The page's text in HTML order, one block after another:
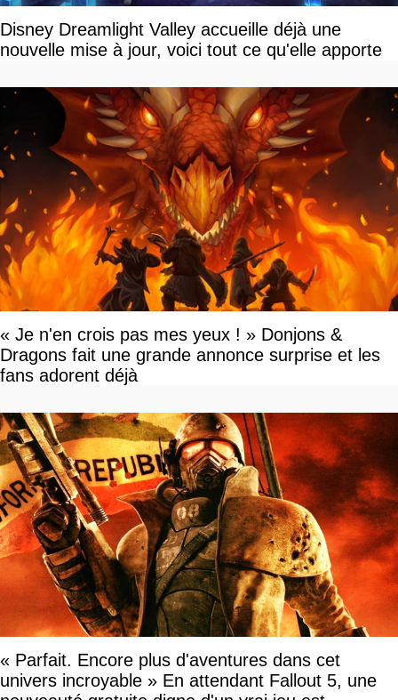
Disney Dreamlight Valley accueille déjà une
nouvelle mise à jour, voici tout ce qu'elle apporte
« Je n'en crois pas mes yeux ! » Donjons &
Dragons fait une grande annonce surprise et les
fans adorent déjà
« Parfait. Encore plus d'aventures dans cet
univers incroyable » En attendant Fallout 5, une